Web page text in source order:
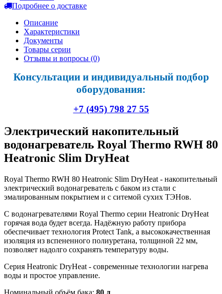
Подробнее о доставке
Описание
Характеристики
Документы
Товары серии
Отзывы и вопросы (0)
Консультации и индивидуальный подбор
оборудования:
+7 (495) 798 27 55
Электрический накопительный
водонагреватель Royal Thermo RWH 80
Heatronic Slim DryHeat
Royal Thermo RWH 80 Heatronic Slim DryHeat - накопительный
электрический водонагреватель с баком из стали с
эмалированным покрытием и с ситемой сухих ТЭНов.
С водонагревателями Royal Thermo серии Heatronic DryHeat
горячая вода будет всегда. Надёжную работу прибора
обеспечивает технология Protect Tank, а высококачественная
изоляция из вспененного полиуретана, толщиной 22 мм,
позволяет надолго сохранять температуру воды.
Серия Heatronic DryHeat - современные технологии нагрева
воды и простое управление.
Номинальный объём бака: 80 л